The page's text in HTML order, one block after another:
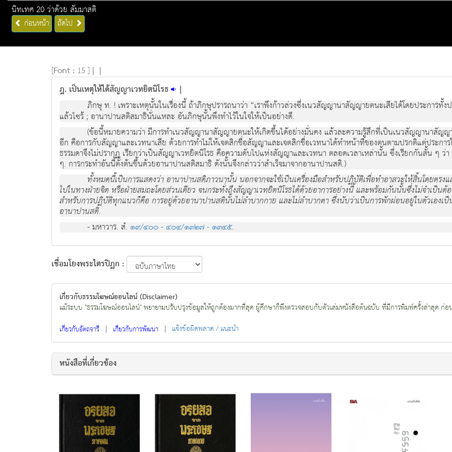
นิทเทศ 20 ว่าด้วย สัมมาสติ
ก่อนหน้า ถัดไป
[Font : 15 ] | |
ฎ. เป็นเหตุให้ได้สัญญาเวทยิตนิโรธ |
ภิกษุ ท. ! เพราะเหตุนั้นในเรื่องนี้ ถ้าภิกษุปรารถนาว่า “เราพึงก้าวล่วงซึ่งเนวสัญญานาสัญญายตนะเสียได้โดยประการทั้ง
แล้วไซร้ ; อานาปานสติสมาธินั่นแหละ อันภิกษุนั้นพึงทำไว้ในใจให้เป็นอย่างดี.
(ข้อนี้หมายความว่า มีการทำเนวสัญญานาสัญญายตนะให้เกิดขึ้นได้อย่างมั่นคง แล้วละความรู้สึกที่เป็นเนวสัญญานาสัญ
อีก คือการกับสัญญาและเวทนาเสีย ด้วยการทำไม่ให้เจตสิกชื่อสัญญาและเจตสิกชื่อเวทนาได้ทำหน้าที่ของตนตามปรกติแต่ประก
ธรรมดาจึงไม่ปรากฏ เรียกว่าเป็นสัญญาเวทยิตนิโรธ คือความดับไปแห่งสัญญาและเวทนา ตลอดเวลาเหล่านั้น ซึ่งเรียกกันสั้น ๆ ว่า
ๆ. การกระทำอันนี้ตั้งต้นขึ้นด้วยอานาปานสติสมาธิ ดังนั้นจึงกล่าวว่าสำเร็จมาจากอานาปานสติ.)
ทั้งหมดนี้เป็นการแสดงว่า อานาปานสติภาวนานั้น นอกจากจะใช้เป็นเครื่องมือสำหรับปฏิบัติเพื่อทำอาสวะให้สิ้นโดยตรง
ไปในทางฝ่ายจิต หรือฝ่ายสมถะโดยส่วนเดียว จนกระทั่งถึงสัญญาเวทยิตนิโรธได้ด้วยอาการอย่างนี้ และพร้อมกันนั้นซึ่งไม่จำเป็น
สำหรับการปฏิบัติทุกแนวก็คือ การอยู่ด้วยอานาปานสตินั้นไม่ลำบากกาย และไม่ลำบากตา ซึ่งนับว่าเป็นการพักผ่อนอยู่ในตัวเองเ
อานาปานสติ.
- มหาวาร. สํ.๑๙/๔๐๐ - ๔๐๔/๑๓๒๗ - ๑๓๔๕.
เชื่อมโยงพระไตรปิฏก :
เกี่ยวกับธรรมโฆษณ์ออนไลน์ (Disclaimer)
แม้ระบบ "ธรรมโฆษณ์ออนไลน์" พยายามปรับปรุงข้อมูลให้ถูกต้องมากที่สุด ผู้ศึกษาก็พึงตรวจสอบกับตัวเล่มหนังสือต้นฉบับ ที่มีการพิมพ์ครั้งล่าสุด ก่อน
เกี่ยวกับอัตถจารี | เกี่ยวกับการพัฒนา | แจ้งข้อผิดพลาด / แนะนำ
หนังสือที่เกี่ยวข้อง